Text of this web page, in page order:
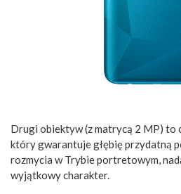
Drugi obiektyw (z matrycą 2 MP) to
który gwarantuje głębię przydatną
rozmycia w Trybie portretowym,
wyjątkowy charakter.